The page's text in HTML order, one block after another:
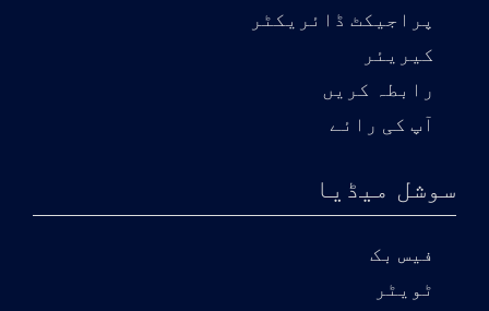
پراجیکٹ ڈائریکٹر
کیریئر
رابطہ کریں
آپ کی رائے
سوشل میڈیا
فیس بک
ٹویٹر